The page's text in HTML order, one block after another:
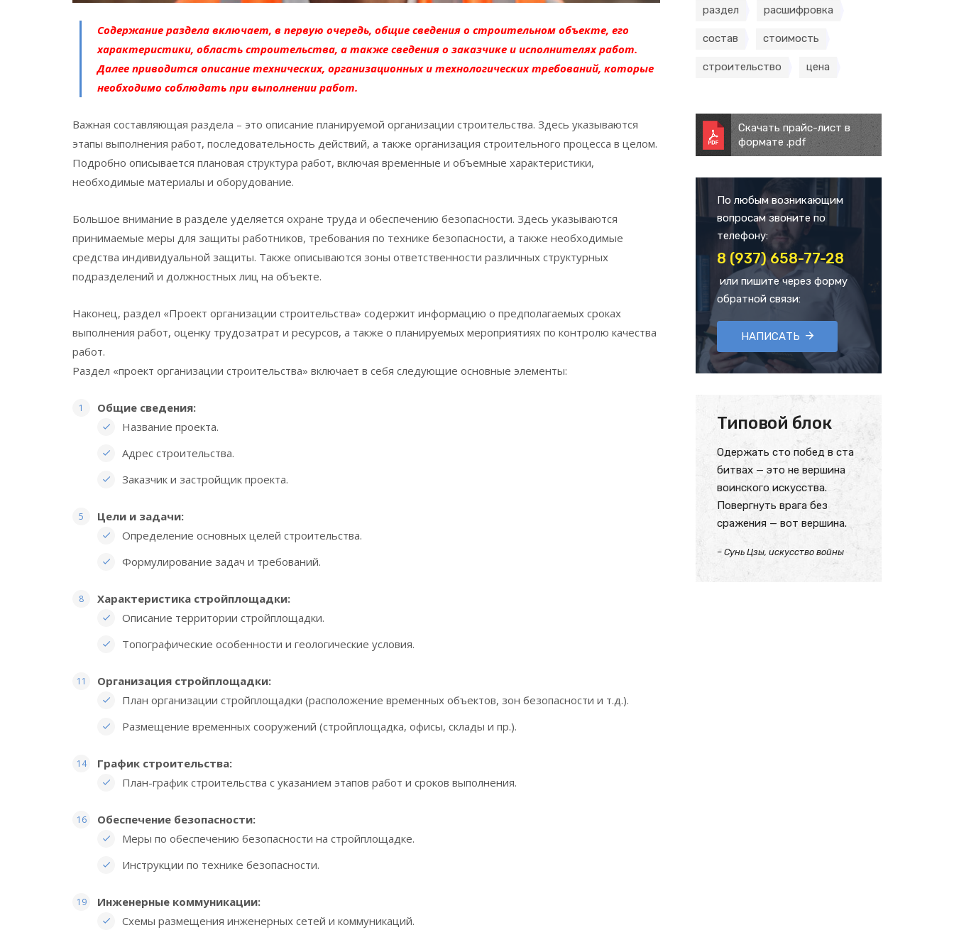
Содержание раздела включает, в первую очередь, общие сведения о строительном объекте, его
характеристики, область строительства, а также сведения о заказчике и исполнителях работ.
Далее приводится описание технических, организационных и технологических требований, которые
необходимо соблюдать при выполнении работ.
Важная составляющая раздела – это описание планируемой организации строительства. Здесь указываются
этапы выполнения работ, последовательность действий, а также организация строительного процесса в целом.
Подробно описывается плановая структура работ, включая временные и объемные характеристики,
необходимые материалы и оборудование.
Большое внимание в разделе уделяется охране труда и обеспечению безопасности. Здесь указываются
принимаемые меры для защиты работников, требования по технике безопасности, а также необходимые
средства индивидуальной защиты. Также описываются зоны ответственности различных структурных
подразделений и должностных лиц на объекте.
Наконец, раздел «Проект организации строительства» содержит информацию о предполагаемых сроках
выполнения работ, оценку трудозатрат и ресурсов, а также о планируемых мероприятиях по контролю качества
работ.
Раздел «проект организации строительства» включает в себя следующие основные элементы:
Общие сведения:
Название проекта.
Адрес строительства.
Заказчик и застройщик проекта.
Цели и задачи:
Определение основных целей строительства.
Формулирование задач и требований.
Характеристика стройплощадки:
Описание территории стройплощадки.
Топографические особенности и геологические условия.
Организация стройплощадки:
План организации стройплощадки (расположение временных объектов, зон безопасности и т.д.).
Размещение временных сооружений (стройплощадка, офисы, склады и пр.).
График строительства:
План-график строительства с указанием этапов работ и сроков выполнения.
Обеспечение безопасности:
Меры по обеспечению безопасности на стройплощадке.
Инструкции по технике безопасности.
Инженерные коммуникации:
Схемы размещения инженерных сетей и коммуникаций.
раздел расшифровка
состав стоимость
строительство цена
Скачать прайс-лист в
формате .pdf
По любым возникающим
вопросам звоните по
телефону:
8 (937) 658-77-28
или пишите через форму
обратной связи:
НАПИСАТЬ
Типовой блок
Одержать сто побед в ста
битвах — это не вершина
воинского искусства.
Повергнуть врага без
сражения — вот вершина.
– Сунь Цзы, искусство войны